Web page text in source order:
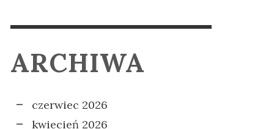
ARCHIWA
czerwiec 2026
kwiecień 2026